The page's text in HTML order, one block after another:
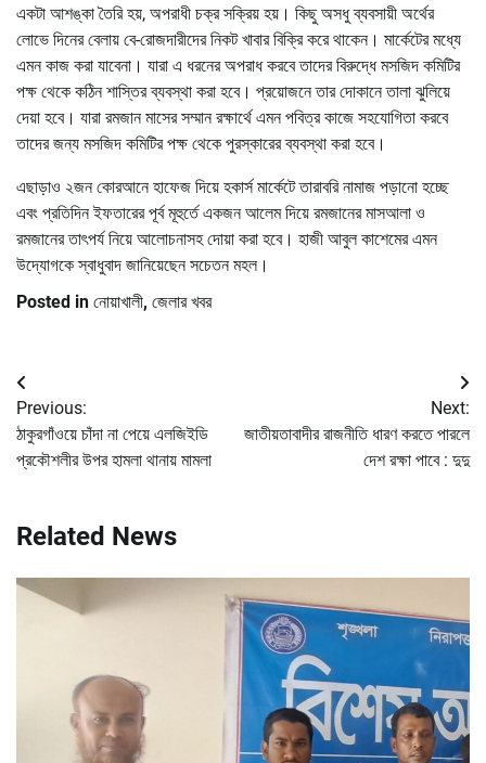
একটা আশঙ্কা তৈরি হয়, অপরাধী চক্র সক্রিয় হয়। কিছু অসধু ব্যবসায়ী অর্থের
লোভে দিনের বেলায় বে-রোজদারীদের নিকট খাবার বিক্রি করে থাকেন। মার্কেটের মধ্যে
এমন কাজ করা যাবেনা। যারা এ ধরনের অপরাধ করবে তাদের বিরুদ্ধে মসজিদ কমিটির
পক্ষ থেকে কঠিন শাস্তির ব্যবস্থা করা হবে। প্রয়োজনে তার দোকানে তালা ঝুলিয়ে
দেয়া হবে। যারা রমজান মাসের সম্মান রক্ষার্থে এমন পবিত্র কাজে সহযোগিতা করবে
তাদের জন্য মসজিদ কমিটির পক্ষ থেকে পুরস্কারের ব্যবস্থা করা হবে।
এছাড়াও ২জন কোরআনে হাফেজ দিয়ে হকার্স মার্কেটে তারাবরি নামাজ পড়ানো হচ্ছে
এবং প্রতিদিন ইফতারের পূর্ব মূহুর্তে একজন আলেম দিয়ে রমজানের মাসআলা ও
রমজানের তাৎপর্য নিয়ে আলোচনাসহ দোয়া করা হবে। হাজী আবুল কাশেমের এমন
উদ্যোগকে স্বাধুবাদ জানিয়েছেন সচেতন মহল।
Posted in নোয়াখালী, জেলার খবর
Post
navigation
Previous:
ঠাকুরগাঁওয়ে চাঁদা না পেয়ে এলজিইডি
প্রকৌশলীর উপর হামলা থানায় মামলা
Next:
জাতীয়তাবাদীর রাজনীতি ধারণ করতে পারলে
দেশ রক্ষা পাবে : দুদু
Related News